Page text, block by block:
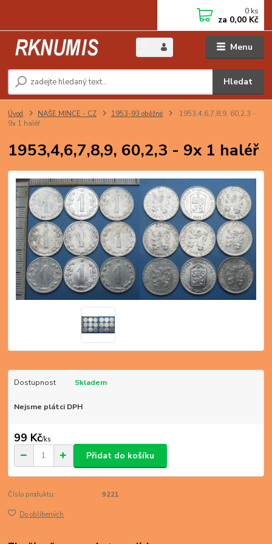
Menu
Hledat
0 ks
za 0,00 Kč
Úvod NAŠE MINCE - CZ 1953-93 oběžné
1953,4,6,7,8,9, 60,2,3 -
9x 1 haléř
1953,4,6,7,8,9, 60,2,3 - 9x 1 haléř
Dostupnost Skladem
Nejsme plátci DPH
99 Kč/ks
Přidat do košíku
Číslo produktu: 9221
Do oblíbených